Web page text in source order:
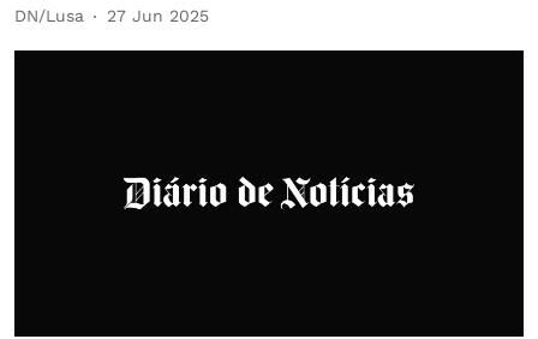
DN/Lusa 27 Jun 2025